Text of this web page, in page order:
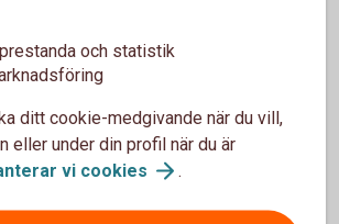
mer om
och statistik
ditt cookie-medgivande när du vill,
eller under din profil när du är
vi cookies .